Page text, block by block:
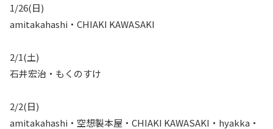
1/26(日)
amitakahashi・CHIAKI KAWASAKI
2/1(土)
石井宏治・もくのすけ
2/2(日)
amitakahashi・空想製本屋・CHIAKI KAWASAKI・hyakka・